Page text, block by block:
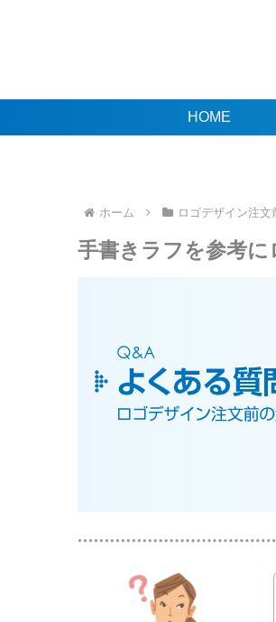
HOME
ホーム ロゴデザイン注文
手書きラフを参考